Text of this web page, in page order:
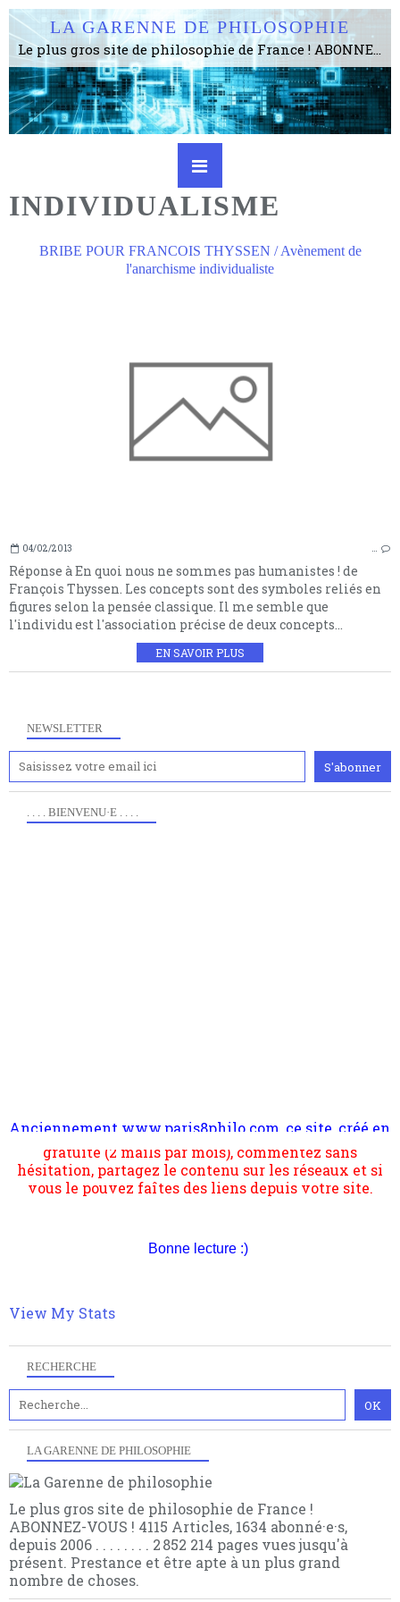
LA GARENNE DE PHILOSOPHIE
Le plus gros site de philosophie de France ! ABONNEZ-VOUS ! 4115 Articles, 1634 abonné·e·s, depuis 2006 . . . . . . . . 2 852 214 pages vues jusqu'à présent. Prestance et être apte à un plus grand nombre de choses.
INDIVIDUALISME
BRIBE POUR FRANCOIS THYSSEN / Avènement de
l'anarchisme individualiste
04/02/2013 …
Réponse à En quoi nous ne sommes pas humanistes ! de
François Thyssen. Les concepts sont des symboles reliés en
figures selon la pensée classique. Il me semble que
l'individu est l'association précise de deux concepts...
EN SAVOIR PLUS
NEWSLETTER
RECHERCHE
LA GARENNE DE PHILOSOPHIE
Le plus gros site de philosophie de France !
ABONNEZ-VOUS ! 4115 Articles, 1634 abonné·e·s,
depuis 2006 . . . . . . . . 2 852 214 pages vues jusqu'à
présent. Prestance et être apte à un plus grand
nombre de choses.
. . . . BIENVENU·E . . . .
2006 lors du mouvement anti-CPE, a rendu compte de
s'occupe plus largement de rendre compte d'une
transformation dans les paradigmes philosophiques
suivant la pensée du Dehors ou du Surpli, omme la
quantique, résolvant la plupart des impasses
multiples facteurs et échelles. Ce site contient des
articles pour être apte à un plus grand nombre de
gratuite (2 mails par mois), commentez sans
hésitation, partagez le contenu sur les réseaux et si
vous le pouvez faîtes des liens depuis votre site.
Bonne lecture :)
View My Stats